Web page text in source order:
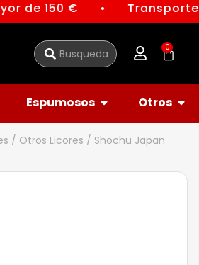
de 150 € ●
0
Espumosos Otros
/ Otros Licores / Shochu Japan